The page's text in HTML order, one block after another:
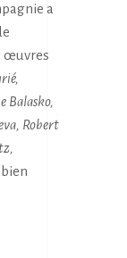
a
œuvres
Balasko,
Robert